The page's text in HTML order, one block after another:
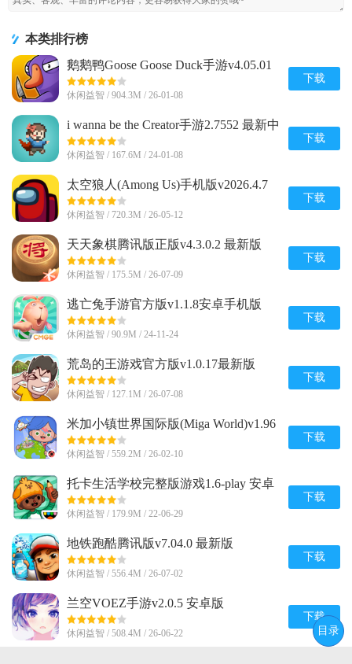
本类排行榜
鹅鹅鸭Goose Goose Duck手游v4.05.01
安卓完整版
休闲益智 / 904.3M / 26-01-08
下载
i wanna be the Creator手游2.7552 最新中
文版
休闲益智 / 167.6M / 24-01-08
下载
太空狼人(Among Us)手机版v2026.4.7
安卓全解锁版
休闲益智 / 720.3M / 26-05-12
下载
天天象棋腾讯版正版v4.3.0.2 最新版
休闲益智 / 175.5M / 26-07-09
下载
逃亡兔手游官方版v1.1.8安卓手机版
休闲益智 / 90.9M / 24-11-24
下载
荒岛的王游戏官方版v1.0.17最新版
休闲益智 / 127.1M / 26-07-08
下载
米加小镇世界国际版(Miga World)v1.96
完整无广告版
休闲益智 / 559.2M / 26-02-10
下载
托卡生活学校完整版游戏1.6-play 安卓
免费版
休闲益智 / 179.9M / 22-06-29
下载
地铁跑酷腾讯版v7.04.0 最新版
休闲益智 / 556.4M / 26-07-02
下载
兰空VOEZ手游v2.0.5 安卓版
休闲益智 / 508.4M / 26-06-22
下载
目录